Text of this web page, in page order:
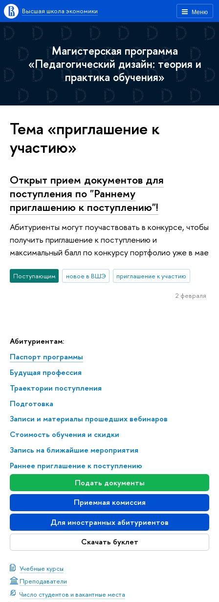
Меню
Высшая школа экономики
Магистерская программа
«Педагогический дизайн: теория и
практика обучения»
Абитуриентам:
Паспорт программы
Будущая профессия
Траектории поступления
Подготовка
Записи и материалы прошедших вебинаров
Стоимость обучения и скидки
Запись на ближайшие мероприятия
Раннее приглашение к поступлению
Подать документы
Приемная комиссия
Для иностранных абитуриентов
Скачать буклет
Учебные курсы
Преподаватели
Число студентов и вакантные места
Тема «приглашение к
участию»
Открыт прием документов для
поступления по "Раннему
приглашению к поступлению"!
Абитуриенты могут поучаствовать в конкурсе, чтобы
получить приглашение к поступлению и
максимальный балл по конкурсу портфолио уже в мае
Поступающим новое в ВШЭ приглашение к участию
2 февраля